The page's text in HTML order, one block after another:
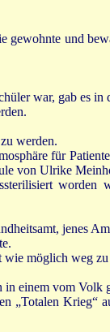
und
war, gab es
werden.
für
von Ulrike
worden
jenes
wie möglich weg zu
in einem vom Volk
„Totalen Krieg“